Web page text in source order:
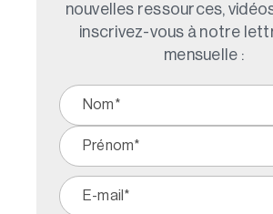
nouvelles ressources,
inscrivez-vous à notre
mensuelle :